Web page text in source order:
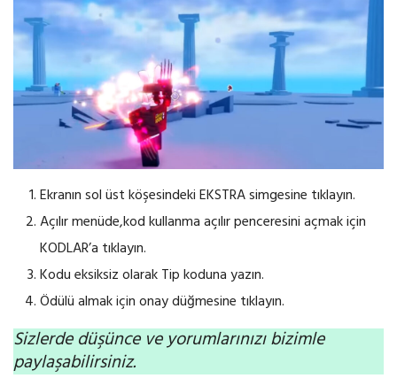
Ekranın sol üst köşesindeki EKSTRA simgesine tıklayın.
Açılır menüde,kod kullanma açılır penceresini açmak için
KODLAR’a tıklayın.
Kodu eksiksiz olarak Tip koduna yazın.
Ödülü almak için onay düğmesine tıklayın.
Sizlerde düşünce ve yorumlarınızı bizimle
paylaşabilirsiniz.